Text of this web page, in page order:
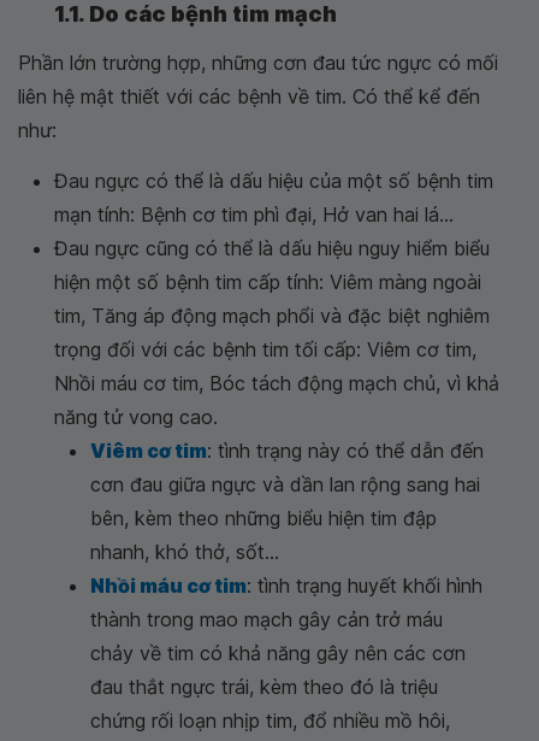
1.1. Do các bệnh tim mạch
Phần lớn trường hợp, những cơn đau tức ngực có mối
liên hệ mật thiết với các bệnh về tim. Có thể kể đến
như:
Đau ngực có thể là dấu hiệu của một số bệnh tim
mạn tính: Bệnh cơ tim phì đại, Hở van hai lá...
Đau ngực cũng có thể là dấu hiệu nguy hiểm biểu
hiện một số bệnh tim cấp tính: Viêm màng ngoài
tim, Tăng áp động mạch phổi và đặc biệt nghiêm
trọng đối với các bệnh tim tối cấp: Viêm cơ tim,
Nhồi máu cơ tim, Bóc tách động mạch chủ, vì khả
năng tử vong cao.
Viêm cơ tim: tình trạng này có thể dẫn đến
cơn đau giữa ngực và dần lan rộng sang hai
bên, kèm theo những biểu hiện tim đập
nhanh, khó thở, sốt...
Nhồi máu cơ tim: tình trạng huyết khối hình
thành trong mao mạch gây cản trở máu
chảy về tim có khả năng gây nên các cơn
đau thắt ngực trái, kèm theo đó là triệu
chứng rối loạn nhịp tim, đổ nhiều mồ hôi,